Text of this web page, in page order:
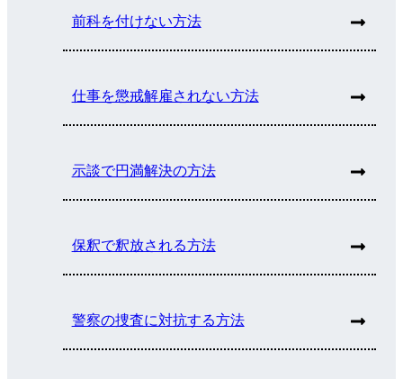
前科を付けない方法
仕事を懲戒解雇されない方法
示談で円満解決の方法
保釈で釈放される方法
警察の捜査に対抗する方法